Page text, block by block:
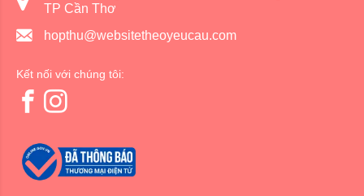
TP Cần Thơ
hopthu@websitetheoyeucau.com
Kết nối với chúng tôi: